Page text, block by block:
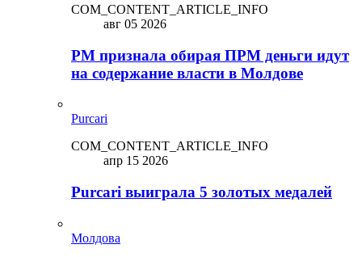
COM_CONTENT_ARTICLE_INFO
авг 05 2026
PM признала обирая ПРМ деньги идут
на содержание власти в Молдове
Purcari
COM_CONTENT_ARTICLE_INFO
апр 15 2026
Purcari выиграла 5 золотых медалей
Молдова